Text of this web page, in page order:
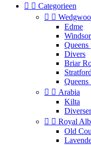
  Categorieen
 
Edme
Windsor
Queens
Divers
Briar
Stratford
Queens
  Arabia
Kilta
  Royal
Old